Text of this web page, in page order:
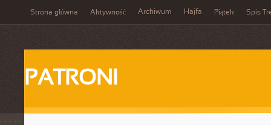
Strona główna Aktywność Archiwum Hajfa Piątek Spis
PATRONI